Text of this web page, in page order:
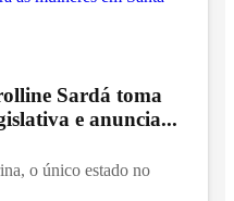
Sardá toma
e anuncia...
o único estado no